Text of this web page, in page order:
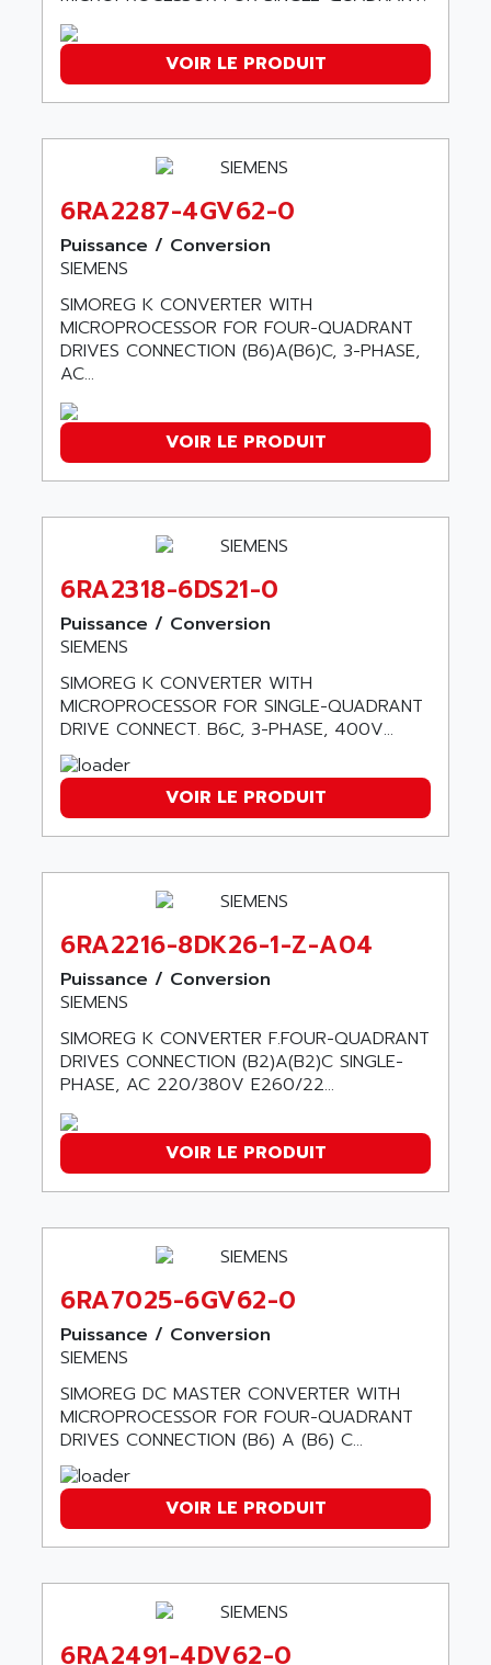
VSPA1
FERROMATIK PMC 1000
LCA
CNC ALPHA
SMART TOUCH
GP 70 SERIE
PROVIT 5000
S4-S4C
SIAX
FESTO ELECTRONIC
PCS095
TOUCHVIEW
REDIPANEL
MULTI-SERVO
PCS
RECTIVAR
RECTIVAR 4 SERIE 641
CONTROLLOGIX
plc5
SLC 500
COMPACTLOGIX
FLEX I/O
MICROLOGIX 1200
PANELVIEW 1000
NT620C
SIMATIC TOUCH PANEL
S900
PHASEO
SIMATIC FIELD PG
LOGO!
ARGOLUX AS
ALTISTART
SIMATIC S5 115U
SINUMERIK 840
SMT
SMTB
SMT-BSI
CE65
SINUMERIK 840C
9300-SERIES
AES
AESYS
AFAG
AFP PRODEL
AG ASSOCIATES
AGASTAT
AGDE
AGE POWERBLOCK
AGILENT
AGS
AGTATAC
AGTATEC AG
AGUT
AHEAD SYSTEMS
AIP SYSTEMES
AIR
AIR ET PULVERISATION
AIR LIQUIDE
AIR SYSTEMS
AIR WORTHINGTON CREYSSENSAC
AIRBUS
AIRCOM
AIRELEC
AIRMASTER R1
AIRMASTER R1HMI
AIRMAT
AIRWELL
AISA
AIXIA SYSTEMES
AJC BATTERY
AJHUA TECHNOLOGY
AJR DIFFUSION
AK ELECTRONIQUE
AKA
AKER
AKIM AG
AKO
ALACATEL
ALARMCOM
ALCATEL
VOIR LE PRODUIT
6RA2287-4GV62-0
Puissance / Conversion
SIEMENS
SIMOREG K CONVERTER WITH
MICROPROCESSOR FOR FOUR-QUADRANT
DRIVES CONNECTION (B6)A(B6)C, 3-PHASE,
AC...
VOIR LE PRODUIT
6RA2318-6DS21-0
Puissance / Conversion
SIEMENS
SIMOREG K CONVERTER WITH
MICROPROCESSOR FOR SINGLE-QUADRANT
DRIVE CONNECT. B6C, 3-PHASE, 400V...
VOIR LE PRODUIT
6RA2216-8DK26-1-Z-A04
Puissance / Conversion
SIEMENS
SIMOREG K CONVERTER F.FOUR-QUADRANT
DRIVES CONNECTION (B2)A(B2)C SINGLE-
PHASE, AC 220/380V E260/22...
VOIR LE PRODUIT
6RA7025-6GV62-0
Puissance / Conversion
SIEMENS
SIMOREG DC MASTER CONVERTER WITH
MICROPROCESSOR FOR FOUR-QUADRANT
DRIVES CONNECTION (B6) A (B6) C...
VOIR LE PRODUIT
6RA2491-4DV62-0